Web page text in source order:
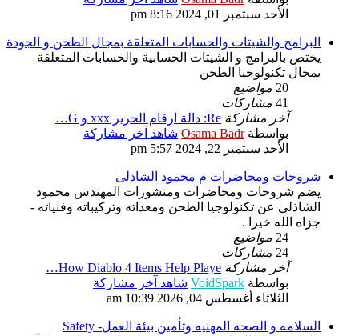
الأحد سبتمبر 01, 2024 8:16 pm
البرامج والشيتات والحسابات المتعلقة بمجال الطحن و الجودة
يختص بالبرامج و الشيتات الحسابية والحسابات المتعلقة
بمجال تكنولوجيا الطحن
20 مواضيع
41 مشاركات
آخر مشاركة Re: دالة ارقام الحرير xxx و G…
بواسطةOsama Badr شاهد آخر مشاركة
الأحد سبتمبر 22, 2024 5:57 pm
شروحات ومحاضرات م محمود الشاذلى
يضم شروحات ومحاضرات ومنشورات المهندس محمود
الشاذلى عن تكنولوجيا الطحن ومعداته وتركيباته وفنياته -
جزاه الله خيرا .
24 مواضيع
24 مشاركات
آخر مشاركة How Diablo 4 Items Help Playe…
بواسطة VoidSpark شاهد آخر مشاركة
الثلاثاء أغسطس 04, 2026 10:39 am
السلامه و الصحه المهنيه وتأمين بيئة العمل- Safety